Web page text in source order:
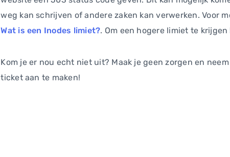
weg kan schrijven of andere zaken kan verwerken. Voor
Wat is een Inodes limiet?. Om een hogere limiet te
Kom je er nou echt niet uit? Maak je geen zorgen en
ticket aan te maken!